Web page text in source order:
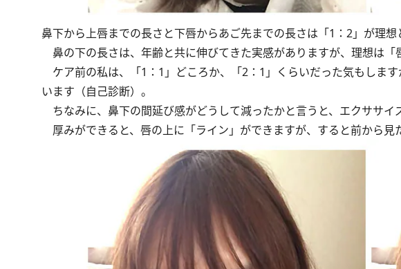
鼻下から上唇までの長さと下唇からあご先までの長さは「1：2」が理想
鼻の下の長さは、年齢と共に伸びてきた実感がありますが、理想は「
ケア前の私は、「1：1」どころか、「2：1」くらいだった気もしま
います（自己診断）。
ちなみに、鼻下の間延び感がどうして減ったかと言うと、エクササイ
厚みができると、唇の上に「ライン」ができますが、すると前から見